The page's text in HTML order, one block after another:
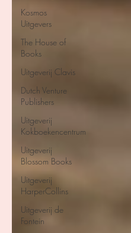
Kosmos
Uitgevers
The House of
Books
Uitgeverij Clavis
Dutch Venture
Publishers
Uitgeverij
Kokboekencentrum
Uitgeverij
Blossom Books
Uitgeverij
HarperCollins
Uitgeverij de
Fontein